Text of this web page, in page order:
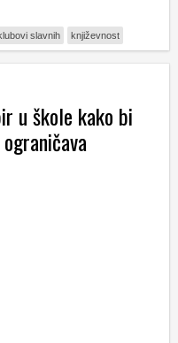
slavnih književnost
u škole kako bi